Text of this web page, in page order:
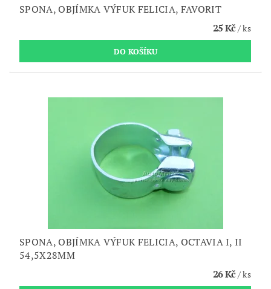
SPONA, OBJÍMKA VÝFUK FELICIA, FAVORIT
25 Kč/ ks
SPONA, OBJÍMKA VÝFUK FELICIA, OCTAVIA I, II
54,5X28MM
26 Kč/ ks